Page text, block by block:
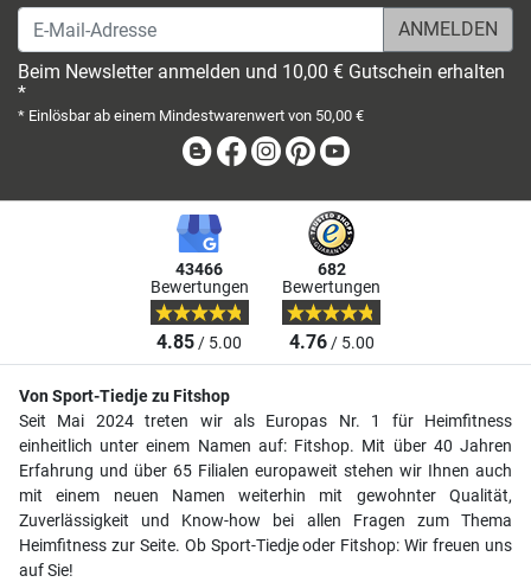
E-Mail-Adresse
Beim Newsletter anmelden und 10,00 € Gutschein erhalten
*
* Einlösbar ab einem Mindestwarenwert von 50,00 €
BlogFacebook
Instagram
Pinterest
43466
Bewertungen
4.85/ 5.00
682
Bewertungen
4.76/ 5.00
Von Sport-Tiedje zu Fitshop
Seit Mai 2024 treten wir als Europas Nr. 1 für Heimfitness
einheitlich unter einem Namen auf: Fitshop. Mit über 40 Jahren
Erfahrung und über 65 Filialen europaweit stehen wir Ihnen auch
mit einem neuen Namen weiterhin mit gewohnter Qualität,
Zuverlässigkeit und Know-how bei allen Fragen zum Thema
Heimfitness zur Seite. Ob Sport-Tiedje oder Fitshop: Wir freuen uns
auf Sie!